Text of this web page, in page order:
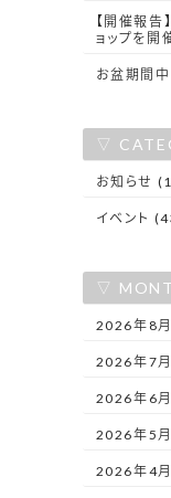
【開催報告
ョップを開
お盆期間
お知らせ
イベント
2026年8
2026年7
2026年6
2026年5
2026年4